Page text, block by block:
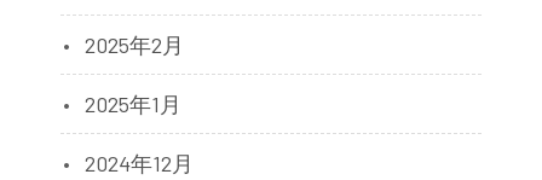
2025年2月
2025年1月
2024年12月